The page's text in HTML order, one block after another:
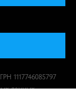
1117746085797
данных